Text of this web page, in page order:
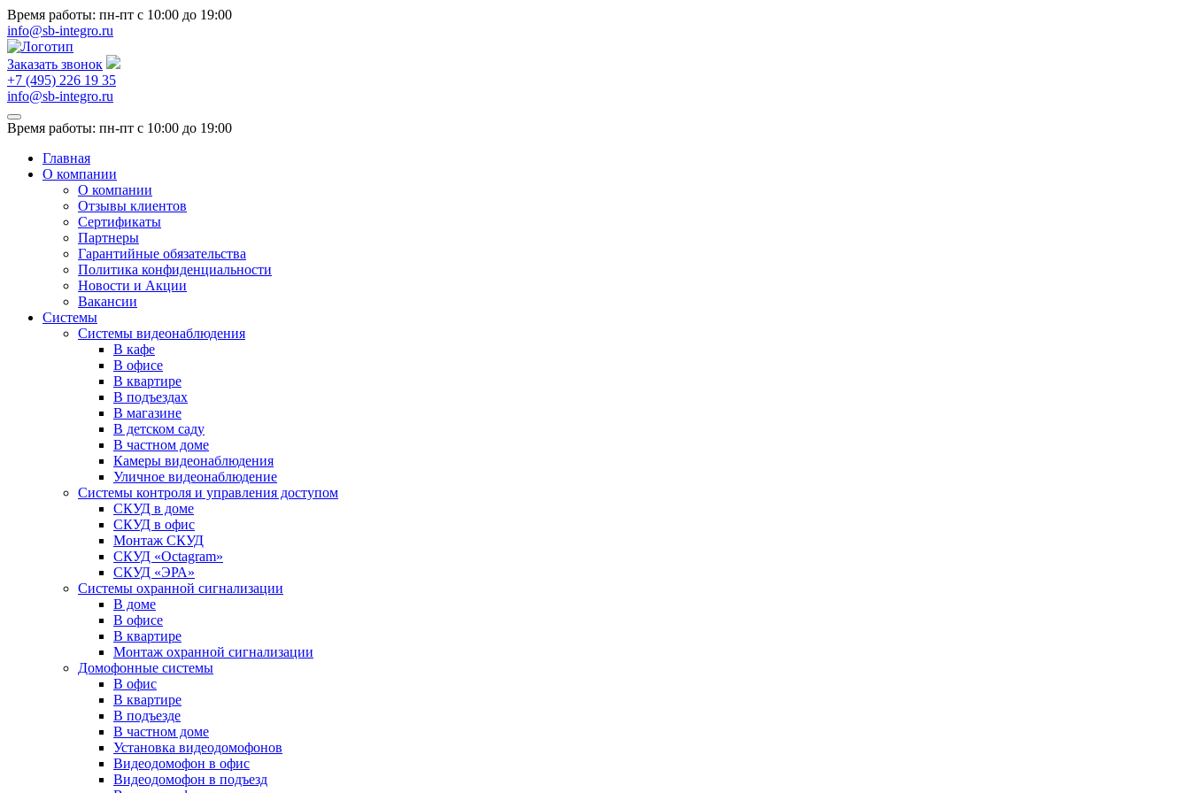
Время работы: пн-пт с 10:00 до 19:00
info@sb-integro.ru
Заказать звонок
+7 (495) 226 19 35
info@sb-integro.ru
Время работы: пн-пт с 10:00 до 19:00
Главная
О компании
О компании
Отзывы клиентов
Сертификаты
Партнеры
Гарантийные обязательства
Политика конфиденциальности
Новости и Акции
Вакансии
Системы
Системы видеонаблюдения
В кафе
В офисе
В квартире
В подъездах
В магазине
В детском саду
В частном доме
Камеры видеонаблюдения
Уличное видеонаблюдение
Системы контроля и управления доступом
СКУД в доме
СКУД в офис
Монтаж СКУД
СКУД «Octagram»
СКУД «ЭРА»
Системы охранной сигнализации
В доме
В офисе
В квартире
Монтаж охранной сигнализации
Домофонные системы
В офис
В квартире
В подъезде
В частном доме
Установка видеодомофонов
Видеодомофон в офис
Видеодомофон в подъезд